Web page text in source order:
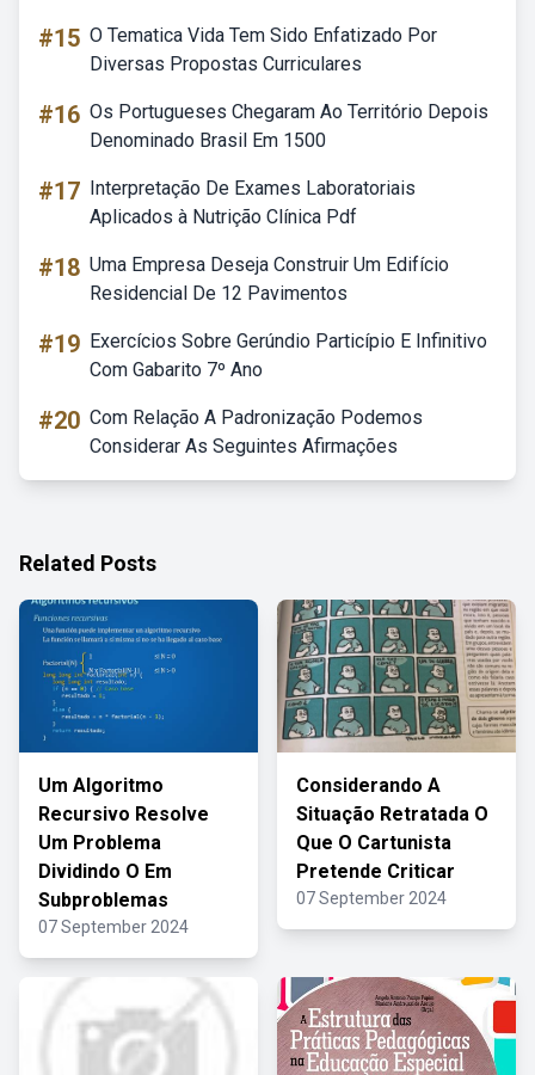
#15 O Tematica Vida Tem Sido Enfatizado Por
Diversas Propostas Curriculares
#16 Os Portugueses Chegaram Ao Território Depois
Denominado Brasil Em 1500
#17 Interpretação De Exames Laboratoriais
Aplicados à Nutrição Clínica Pdf
#18 Uma Empresa Deseja Construir Um Edifício
Residencial De 12 Pavimentos
#19 Exercícios Sobre Gerúndio Particípio E Infinitivo
Com Gabarito 7º Ano
#20 Com Relação A Padronização Podemos
Considerar As Seguintes Afirmações
Related Posts
Um Algoritmo
Recursivo Resolve
Um Problema
Dividindo O Em
Subproblemas
07 September 2024
Considerando A
Situação Retratada O
Que O Cartunista
Pretende Criticar
07 September 2024